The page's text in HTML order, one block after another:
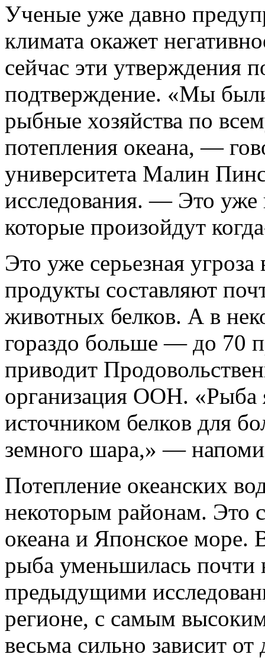
Ученые уже давно
климата окажет
сейчас эти утверждения
подтверждение. «Мы
рыбные хозяйства по
потепления океана, —
университета Малин
исследования. — Это уже
которые произойдут
Это уже серьезная
продукты составляют
животных белков. А в
гораздо больше — до 70
приводит
организация ООН. «Рыба
источником белков для
земного шара,» —
Потепление океанских
некоторым районам. Это
океана и Японское море.
рыба уменьшилась почти
предыдущими
регионе, с самым
весьма сильно зависит